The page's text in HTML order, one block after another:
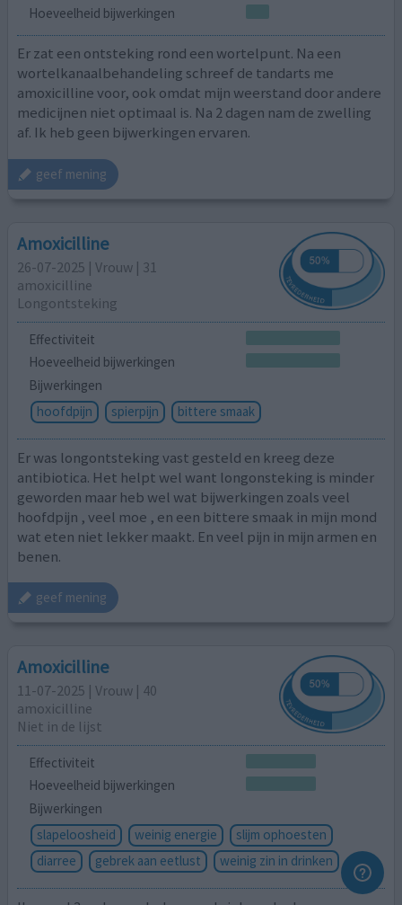
Hoeveelheid bijwerkingen
Er zat een ontsteking rond een wortelpunt. Na een
wortelkanaalbehandeling schreef de tandarts me
amoxicilline voor, ook omdat mijn weerstand door andere
medicijnen niet optimaal is. Na 2 dagen nam de zwelling
af. Ik heb geen bijwerkingen ervaren.
geef mening
Amoxicilline
26-07-2025 | Vrouw | 31
amoxicilline
Longontsteking
Effectiviteit
Hoeveelheid bijwerkingen
Bijwerkingen
hoofdpijn
spierpijn bittere smaak
Er was longontsteking vast gesteld en kreeg deze
antibiotica. Het helpt wel want longonsteking is minder
geworden maar heb wel wat bijwerkingen zoals veel
hoofdpijn , veel moe , en een bittere smaak in mijn mond
wat eten niet lekker maakt. En veel pijn in mijn armen en
benen.
geef mening
Amoxicilline
11-07-2025 | Vrouw | 40
amoxicilline
Niet in de lijst
Effectiviteit
Hoeveelheid bijwerkingen
Bijwerkingen
slapeloosheid
weinig energie
slijm ophoesten
diarree
gebrek aan eetlust weinig zin in drinken